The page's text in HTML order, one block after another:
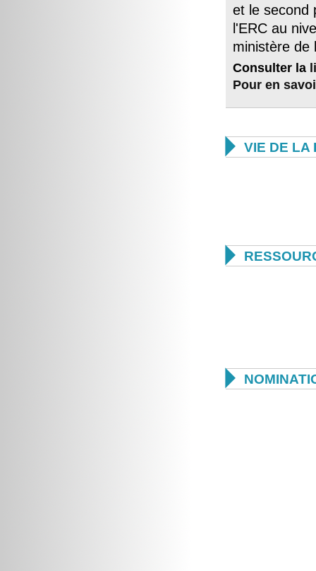
et le second
l'ERC au
ministère de
Consulter la
Pour en
 VIE DE LA

